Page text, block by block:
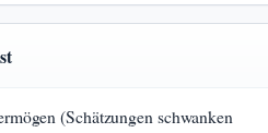
(Schätzungen schwanken